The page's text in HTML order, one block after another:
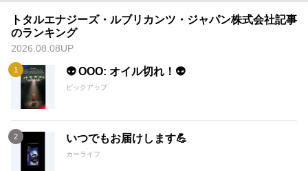
トタルエナジーズ・ルブリカンツ・ジャパン株式会社記事
のランキング
2026.08.08UP
👽 OOO: オイル切れ！👽
ピックアップ
いつでもお届けします💪
カーライフ